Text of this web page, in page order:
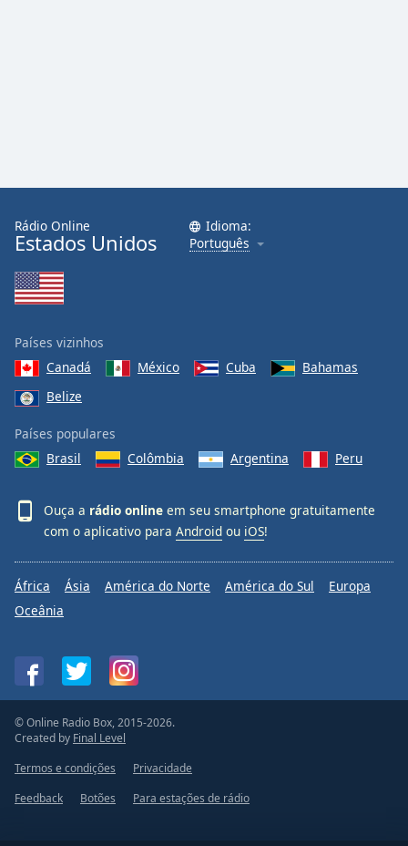
End
dialog
window.
Rádio Online
Estados Unidos
Idioma:
Português
Países vizinhos
Canadá
México Cuba
Bahamas
Belize
Países populares
Brasil
Colômbia Argentina Peru
Ouça a rádio online em seu smartphone gratuitamente
com o aplicativo para Android ou iOS!
África Ásia América do Norte América do Sul
Europa
Oceânia
© Online Radio Box, 2015-2026.
Created by Final Level
Termos e condições
Privacidade
Feedback
Botões Para estações de rádio